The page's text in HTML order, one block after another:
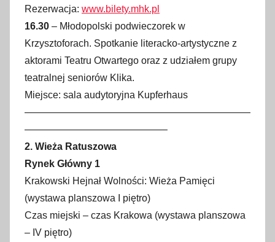
r
n
i
k
a
2
Rezerwacja: www.bilety.mhk.pl
16.30 – Młodopolski podwieczorek w
Krzysztoforach. Spotkanie literacko-artystyczne z
aktorami Teatru Otwartego oraz z udziałem grupy
teatralnej seniorów Klika.
Miejsce: sala audytoryjna Kupferhaus
———————————————————————
——————————————–
2. Wieża Ratuszowa
Rynek Główny 1
Krakowski Hejnał Wolności: Wieża Pamięci
(wystawa planszowa I piętro)
Czas miejski – czas Krakowa (wystawa planszowa
– IV piętro)